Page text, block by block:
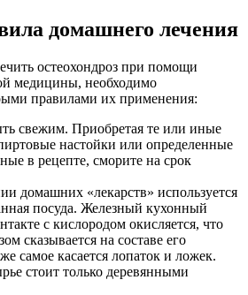
домашнего лечения
остеохондроз при помощи
медицины, необходимо
правилами их применения:
свежим. Приобретая те или иные
настойки или определенные
в рецепте, сморите на срок
домашних «лекарств» используется
посуда. Железный кухонный
с кислородом окисляется, что
сказывается на составе его
самое касается лопаток и ложек.
стоит только деревянными